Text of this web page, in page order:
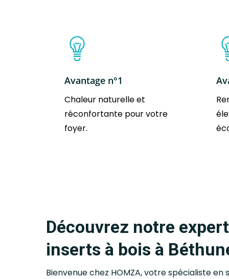
Avantage n°1
Chaleur naturelle et
réconfortante pour votre
foyer.
Découvrez notre
inserts à bois à
Bienvenue chez HOMZA, votre spécialiste en